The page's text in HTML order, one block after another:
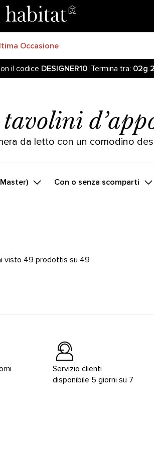
Occasione
il codice DESIGNER10 Termina tra: 02g
delle vendite online sul nostro sito!
il codice
da letto con un comodino
Con o senza scomparti
visto 49 prodottis su 49
Servizio clienti
disponibile 5 giorni su 7